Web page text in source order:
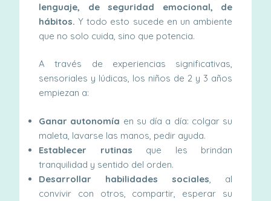
lenguaje, de seguridad emocional, de
hábitos. Y todo esto sucede en un ambiente
que no solo cuida, sino que potencia.
A través de experiencias significativas,
sensoriales y lúdicas, los niños de 2 y 3 años
empiezan a:
Ganar autonomía en su día a día: colgar su
maleta, lavarse las manos, pedir ayuda.
Establecer rutinas que les brindan
tranquilidad y sentido del orden.
Desarrollar
habilidades sociales , al
convivir con otros, compartir, esperar su